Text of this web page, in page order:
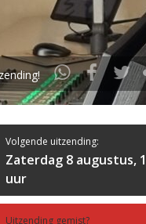
Volgende uitzending:
Zaterdag 8 augustus,
uur
Uitzending gemist?